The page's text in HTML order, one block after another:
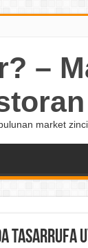
–
market
tasarrufa